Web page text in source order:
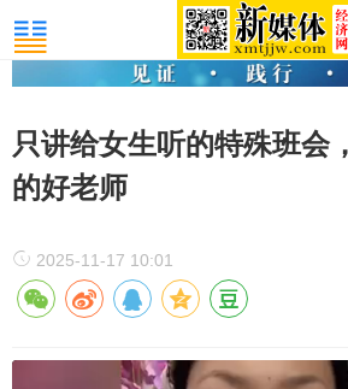
只讲给女生听的特殊班会
的好老师
2025-11-17 10:01